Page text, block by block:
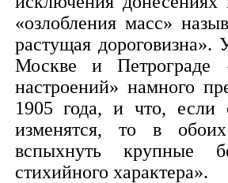
«озлобления масс»
растущая дороговизна».
Москве и Петрограде
настроений» намного
1905 года, и что, если
изменятся, то в
вспыхнуть крупные
стихийного характера».